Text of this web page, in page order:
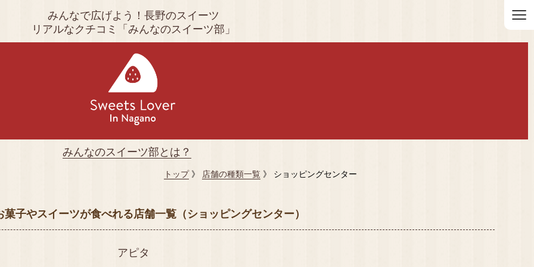
≡
みんなで広げよう！長野のスイーツ
リアルなクチコミ「みんなのスイーツ部」
みんなのスイーツ部とは？
トップ》 店舗の種類一覧 》 ショッピングセンター
菓子やスイーツが食べれる店舗一覧（ショッピングセンター）
アピタ